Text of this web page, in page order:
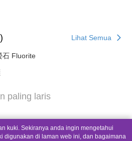
Lihat Semua
石 Fluorite
paling laris
kuki. Sekiranya anda ingin mengetahui
digunakan di laman web ini, dan bagaimana